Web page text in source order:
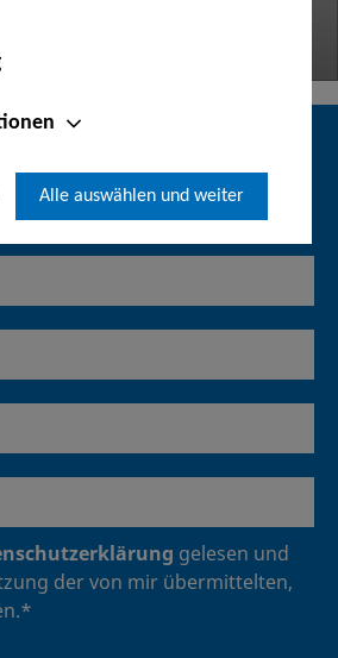
Alle auswählen und weiter
fürunseren
gelesen und
der von mir übermittelten,